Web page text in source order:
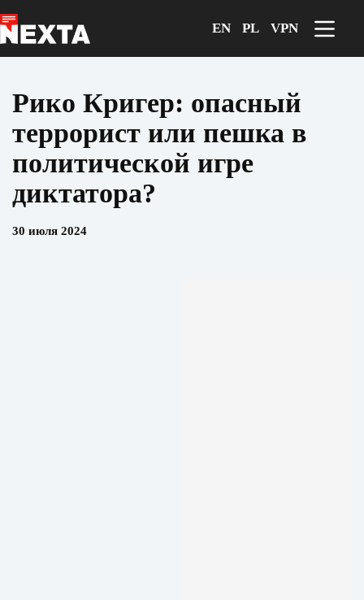
к
сути
EN PL VPN
Рико Кригер: опасный
террорист или пешка в
политической игре
диктатора?
30 июля 2024